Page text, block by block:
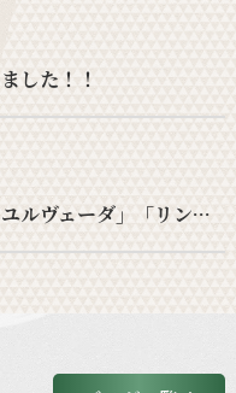
した！！
本昌寺フェスタ出展者情報「アーユルヴェーダ」「リンパケア」